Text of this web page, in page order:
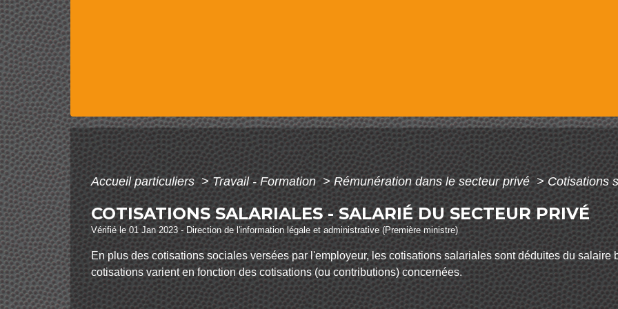
Accueil particuliers> Travail - Formation> Rémunération dans le secteur privé> Cotisations
COTISATIONS SALARIALES - SALARIÉ DU SECTEUR PRIVÉ
Vérifié le 01 Jan 2023 - Direction de l'information légale et administrative (Première ministre)
En plus des cotisations sociales versées par l'employeur, les cotisations salariales sont déduites du salaire
cotisations varient en fonction des cotisations (ou contributions) concernées.